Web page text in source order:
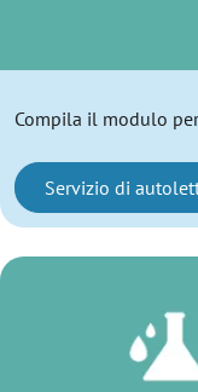
Compila il modulo
Servizio di